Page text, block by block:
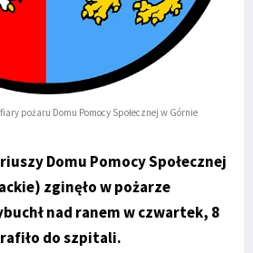
pożaru Domu Pomocy Społecznej w Górnie
Domu Pomocy Społecznej
zginęło w pożarze
nad ranem w czwartek, 8
do szpitali.